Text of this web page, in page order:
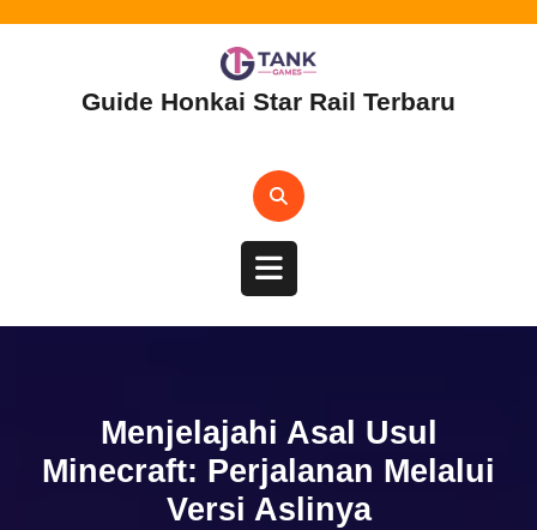
Guide Honkai Star Rail Terbaru
Menjelajahi Asal Usul
Minecraft: Perjalanan Melalui
Versi Aslinya